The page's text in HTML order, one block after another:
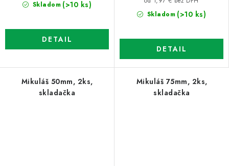
Skladom (>10 ks)
DETAIL
Skladom (>10 ks)
DETAIL
Mikuláš 50mm, 2ks,
skladačka
Mikuláš 75mm, 2ks,
skladačka